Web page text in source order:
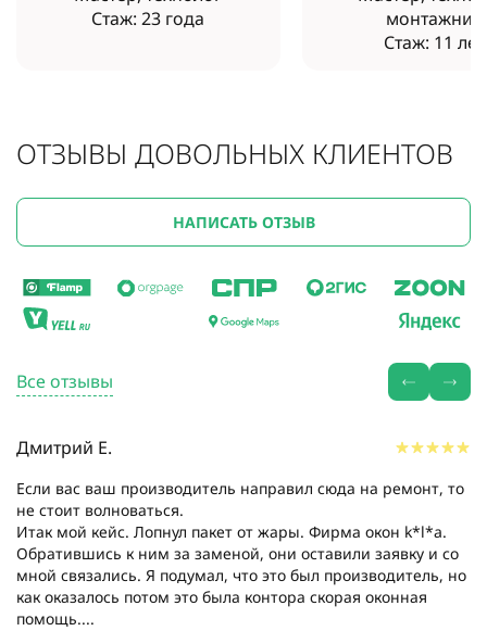
Стаж: 23 года
монтажник
Стаж: 11 лет
ОТЗЫВЫ ДОВОЛЬНЫХ КЛИЕНТОВ
НАПИСАТЬ ОТЗЫВ
Все отзывы
Дмитрий Е.
Если вас ваш производитель направил сюда на ремонт, то
не стоит волноваться.
Итак мой кейс. Лопнул пакет от жары. Фирма окон k*l*a.
Обратившись к ним за заменой, они оставили заявку и со
мной связались. Я подумал, что это был производитель, но
как оказалось потом это была контора скорая оконная
помощь....